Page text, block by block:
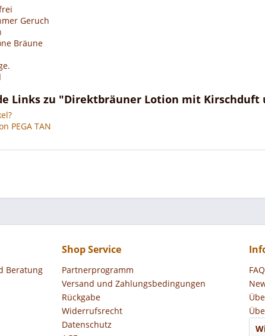
Geruch
Bräune
Links zu "Direktbräuner Lotion mit Kirschduft
PEGA TAN
Beratung
Shop Service
Partnerprogramm
Versand und Zahlungsbedingungen
Rückgabe
Widerrufsrecht
Datenschutz
FAQ